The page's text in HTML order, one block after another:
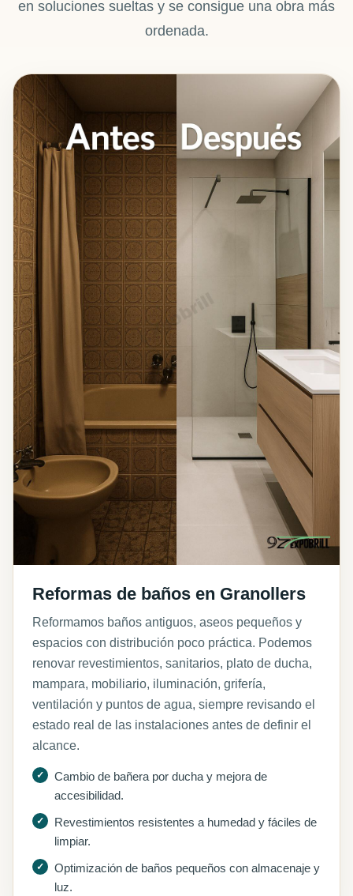
en soluciones sueltas y se consigue una obra más
ordenada.
Reformas de baños en Granollers
Reformamos baños antiguos, aseos pequeños y
espacios con distribución poco práctica. Podemos
renovar revestimientos, sanitarios, plato de ducha,
mampara, mobiliario, iluminación, grifería,
ventilación y puntos de agua, siempre revisando el
estado real de las instalaciones antes de definir el
alcance.
Cambio de bañera por ducha y mejora de
accesibilidad.
Revestimientos resistentes a humedad y fáciles de
limpiar.
Optimización de baños pequeños con almacenaje y
luz.